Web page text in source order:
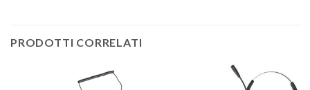
PRODOTTI CORRELATI